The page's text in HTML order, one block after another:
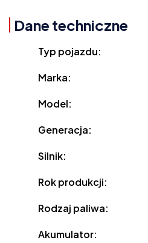
Dane techniczne
Typ pojazdu:
Marka:
Model:
Generacja:
Silnik:
Rok produkcji:
Rodzaj paliwa:
Akumulator: